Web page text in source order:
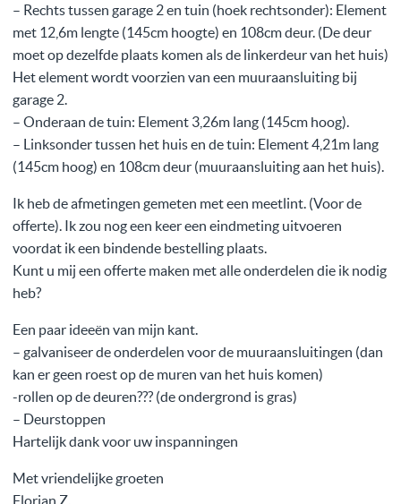
– Rechts tussen garage 2 en tuin (hoek rechtsonder): Element
met 12,6m lengte (145cm hoogte) en 108cm deur. (De deur
moet op dezelfde plaats komen als de linkerdeur van het huis)
Het element wordt voorzien van een muuraansluiting bij
garage 2.
– Onderaan de tuin: Element 3,26m lang (145cm hoog).
– Linksonder tussen het huis en de tuin: Element 4,21m lang
(145cm hoog) en 108cm deur (muuraansluiting aan het huis).
Ik heb de afmetingen gemeten met een meetlint. (Voor de
offerte). Ik zou nog een keer een eindmeting uitvoeren
voordat ik een bindende bestelling plaats.
Kunt u mij een offerte maken met alle onderdelen die ik nodig
heb?
Een paar ideeën van mijn kant.
– galvaniseer de onderdelen voor de muuraansluitingen (dan
kan er geen roest op de muren van het huis komen)
-rollen op de deuren??? (de ondergrond is gras)
– Deurstoppen
Hartelijk dank voor uw inspanningen
Met vriendelijke groeten
Florian Z.